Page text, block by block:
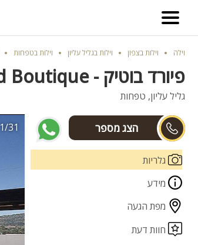
וילה וילות בצפון וילות בגליל עליון וילות בטפחות
פיורד בוטיק - Fjord Boutique
גליל עליון, טפחות
גלריות
מידע
מפת הגעה
חוות דעת
1/31